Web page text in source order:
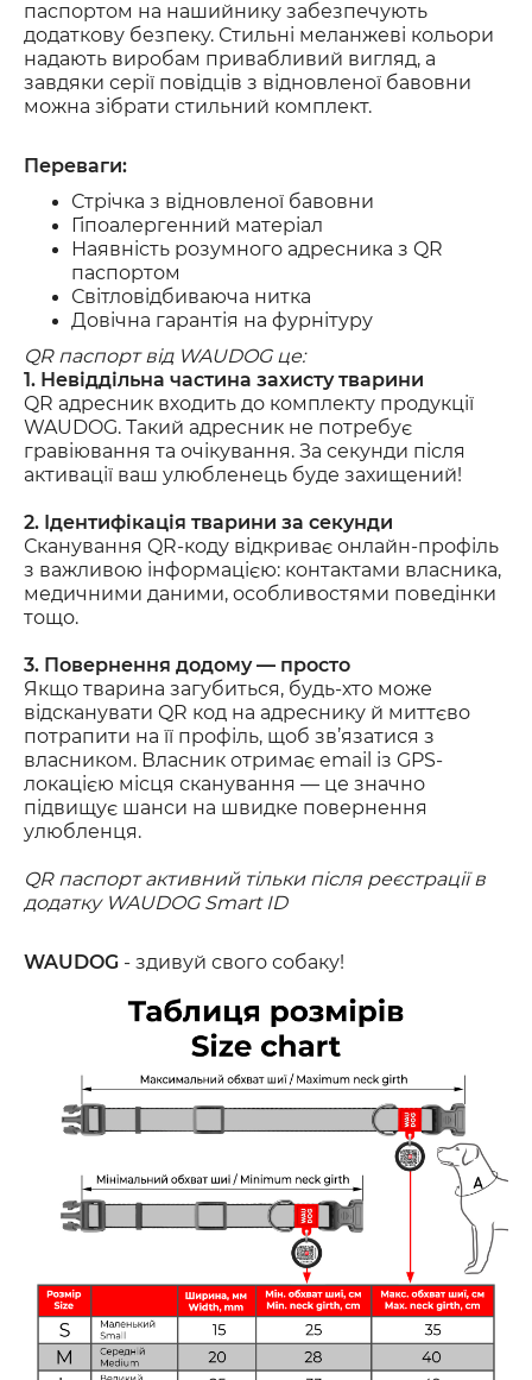
паспортом на нашийнику забезпечують
додаткову безпеку. Стильні меланжеві кольори
надають виробам привабливий вигляд, а
завдяки серії повідців з відновленої бавовни
можна зібрати стильний комплект.
Переваги:
Стрічка з відновленої бавовни
Гіпоалергенний матеріал
Наявність розумного адресника з QR
паспортом
Світловідбиваюча нитка
Довічна гарантія на фурнітуру
QR паспорт від WAUDOG це:
1. Невіддільна частина захисту тварини
QR адресник входить до комплекту продукції
WAUDOG. Такий адресник не потребує
гравіювання та очікування. За секунди після
активації ваш улюбленець буде захищений!
2. Ідентифікація тварини за секунди
Сканування QR-коду відкриває онлайн-профіль
з важливою інформацією: контактами власника,
медичними даними, особливостями поведінки
тощо.
3. Повернення додому — просто
Якщо тварина загубиться, будь-хто може
відсканувати QR код на адреснику й миттєво
потрапити на її профіль, щоб зв’язатися з
власником. Власник отримає email із GPS-
локацією місця сканування — це значно
підвищує шанси на швидке повернення
улюбленця.
QR паспорт активний тільки після реєстрації в
додатку WAUDOG Smart ID
WAUDOG - здивуй свого собаку!